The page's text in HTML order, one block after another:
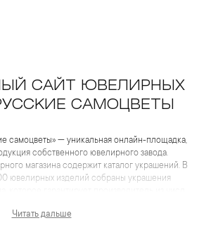
САЙТ ЮВЕЛИРНЫХ
САМОЦВЕТЫ
самоцветы» — уникальная онлайн-площадка,
собственного ювелирного завода.
магазина содержит каталог украшений. В
ювелирных изделий собраны украшения
и видеоматериалы, но и
Читать дальше